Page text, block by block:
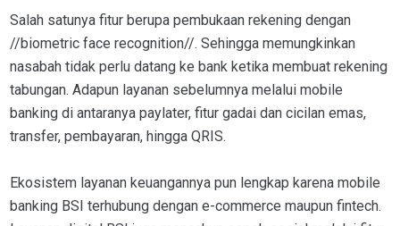
Salah satunya fitur berupa pembukaan rekening dengan
//biometric face recognition//. Sehingga memungkinkan
nasabah tidak perlu datang ke bank ketika membuat rekening
tabungan. Adapun layanan sebelumnya melalui mobile
banking di antaranya paylater, fitur gadai dan cicilan emas,
transfer, pembayaran, hingga QRIS.
Ekosistem layanan keuangannya pun lengkap karena mobile
banking BSI terhubung dengan e-commerce maupun fintech.